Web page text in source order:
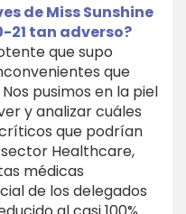
de Miss Sunshine
21 tan adverso?
que supo
que
pusimos en la piel
y analizar cuáles
que podrían
Healthcare,
médicas
de los delegados